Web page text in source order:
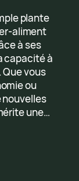
plante
aliment
à ses
capacité à
vous
ou
nouvelles
une…